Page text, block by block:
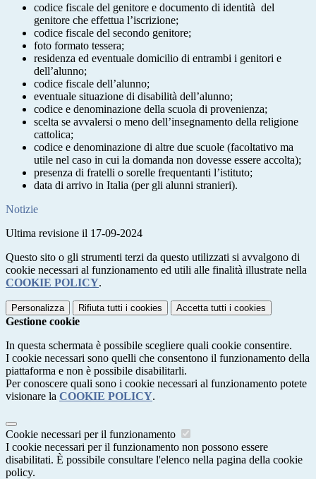
codice fiscale del genitore e documento di identità del
genitore che effettua l’iscrizione;
codice fiscale del secondo genitore;
foto formato tessera;
residenza ed eventuale domicilio di entrambi i genitori e
dell’alunno;
codice fiscale dell’alunno;
eventuale situazione di disabilità dell’alunno;
codice e denominazione della scuola di provenienza;
scelta se avvalersi o meno dell’insegnamento della religione
cattolica;
codice e denominazione di altre due scuole (facoltativo ma
utile nel caso in cui la domanda non dovesse essere accolta);
presenza di fratelli o sorelle frequentanti l’istituto;
data di arrivo in Italia (per gli alunni stranieri).
Notizie
Ultima revisione il 17-09-2024
Questo sito o gli strumenti terzi da questo utilizzati si avvalgono di
cookie necessari al funzionamento ed utili alle finalità illustrate nella
COOKIE POLICY.
Personalizza Rifiuta tutti i cookies Accetta tutti i cookies
Gestione cookie
In questa schermata è possibile scegliere quali cookie consentire.
I cookie necessari sono quelli che consentono il funzionamento della
piattaforma e non è possibile disabilitarli.
Per conoscere quali sono i cookie necessari al funzionamento potete
visionare la COOKIE POLICY.
Cookie necessari per il funzionamento
I cookie necessari per il funzionamento non possono essere
disabilitati. È possibile consultare l'elenco nella pagina della cookie
policy.